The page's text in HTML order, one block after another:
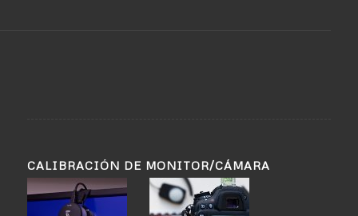
CALIBRACIÓN DE MONITOR/CÁMARA